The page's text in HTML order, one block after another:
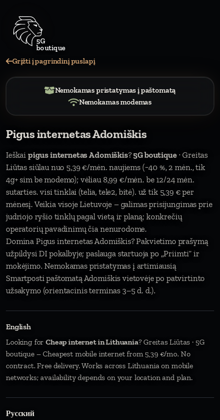
5G
bout
Grįžti į pagrindinį puslapį
Nemokamas pristatymas į paštomatą
Nemokamas modemas
Pigus internetas Adomiškis
Ieškai pigus internetas Adomiškis?5G boutique· Greitas
Liūtas siūlau nuo 5,39 €/mėn. naujiems (−40 %, 2 mėn., tik
4g+ sim be modemo); vėliau 8,99 €/mėn. be 12/24 mėn.
sutarties. visi tinklai (telia, tele2, bitė). už tik 5,39 € per
mėnesį. Veikia visoje Lietuvoje – galimas prisijungimas prie
judriojo ryšio tinklų pagal vietą ir planą; konkrečių
operatorių pavadinimų čia nenurodome.
Domina Pigus internetas Adomiškis? Pakvietimo prašymą
užpildysi DI pokalbyje; paslauga startuoja po „Priimti“ ir
mokėjimo. Nemokamas pristatymas į artimiausią
Smartposti paštomatą Adomiškis vietovėje po patvirtinto
užsakymo (orientacinis terminas 3–5 d. d.).
English
Looking forCheap internet in Lithuania? Greitas Liūtas · 5G
boutique – Cheapest mobile internet from 5,39 €/mo. No
contract. Free delivery. Works across Lithuania on mobile
networks; availability depends on your location and plan.
Русский